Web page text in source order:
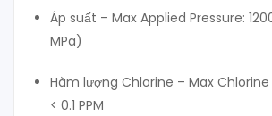
Áp suất – Max Applied Pressure:
MPa)
Hàm lượng Chlorine – Max
< 0.1 PPM